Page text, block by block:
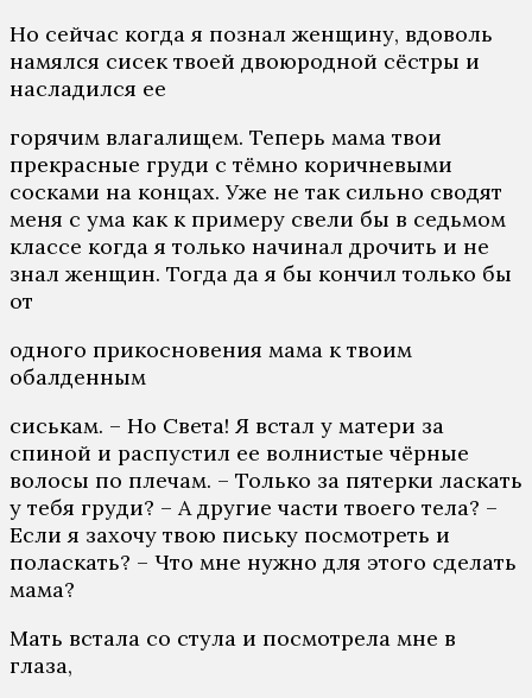
Но сейчас когда я познал женщину, вдоволь
намялся сисек твоей двоюродной сёстры и
насладился ее
горячим влагалищем. Теперь мама твои
прекрасные груди с тёмно коричневыми
сосками на концах. Уже не так сильно сводят
меня с ума как к примеру свели бы в седьмом
классе когда я только начинал дрочить и не
знал женщин. Тогда да я бы кончил только бы
от
одного прикосновения мама к твоим
обалденным
сиськам. – Но Света! Я встал у матери за
спиной и распустил ее волнистые чёрные
волосы по плечам. – Только за пятерки ласкать
у тебя груди? – А другие части твоего тела? –
Если я захочу твою письку посмотреть и
поласкать? – Что мне нужно для этого сделать
мама?
Мать встала со стула и посмотрела мне в
глаза,